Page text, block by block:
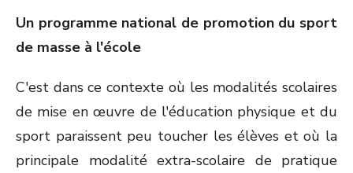
Un programme national de promotion du sport
de masse à l'école
C'est dans ce contexte où les modalités scolaires
de mise en œuvre de l'éducation physique et du
sport paraissent peu toucher les élèves et où la
principale modalité extra-scolaire de pratique